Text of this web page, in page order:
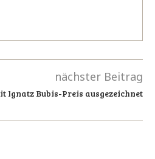
nächster Beitrag
Ignatz Bubis-Preis ausgezeichnet